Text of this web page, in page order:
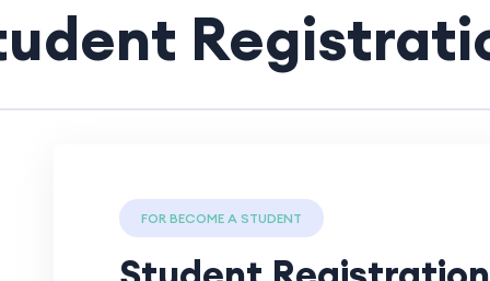
FOR BECOME A STUDENT